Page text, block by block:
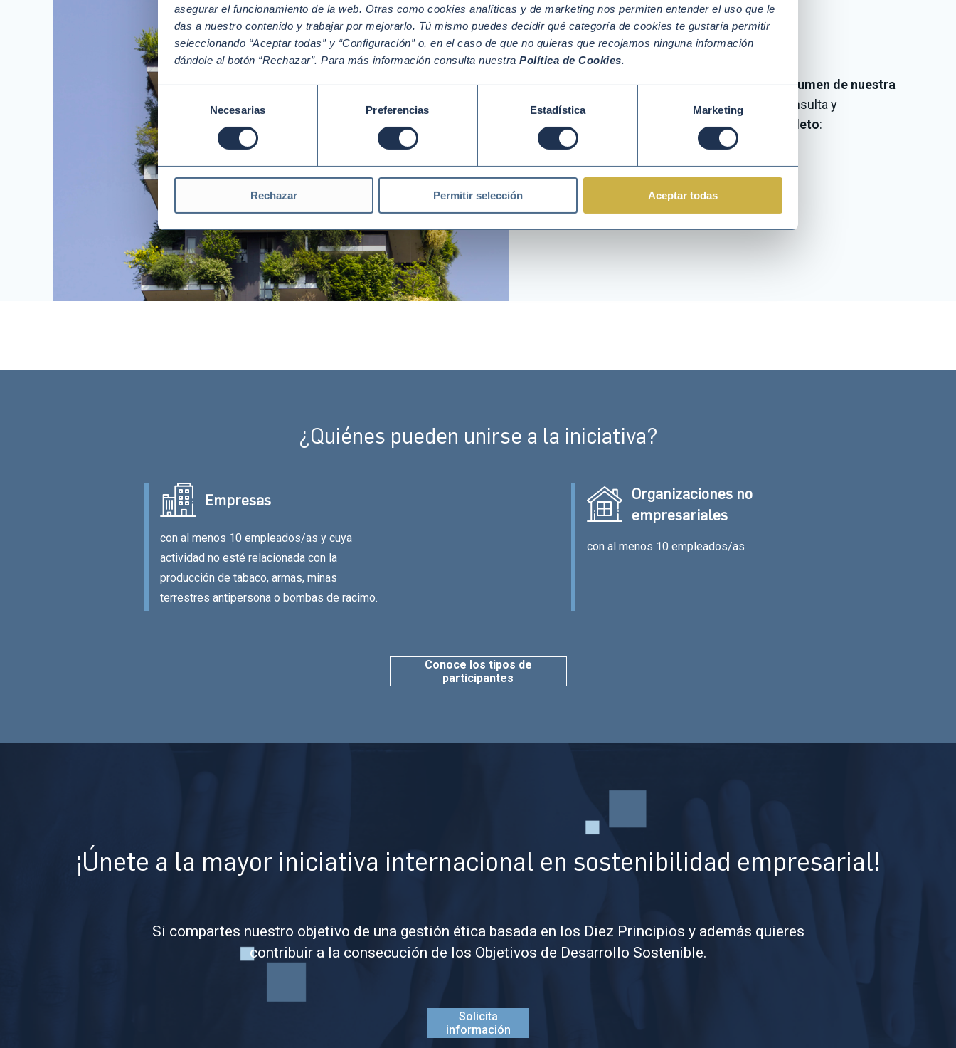
asegurar el funcionamiento de la web. Otras como cookies analíticas y de marketing nos permiten entender el uso que le
das a nuestro contenido y trabajar por mejorarlo. Tú mismo puedes decidir qué categoría de cookies te gustaría permitir
seleccionando “Aceptar todas” y “Configuración” o, en el caso de que no quieras que recojamos ninguna información
dándole al botón “Rechazar”. Para más información consulta nuestra Política de Cookies.
Selección
de
consentimiento
Necesarias Preferencias Estadística Marketing
Rechazar Permitir selección Aceptar todas
Y si quieres tener un resumen de nuestra
aportación de valor
consulta y
descárgate nuestro folleto:
¿Quiénes pueden unirse a la iniciativa?
Empresas
con al menos 10 empleados/as y cuya
actividad no esté relacionada con la
producción de tabaco, armas, minas
terrestres antipersona o bombas de racimo.
Organizaciones no
empresariales
con al menos 10 empleados/as
Conoce los tipos de
participantes
¡Únete a la mayor iniciativa internacional en sostenibilidad empresarial!
Si compartes nuestro objetivo de una gestión ética basada en los Diez Principios y además quieres
contribuir a la consecución de los Objetivos de Desarrollo Sostenible.
Solicita
información